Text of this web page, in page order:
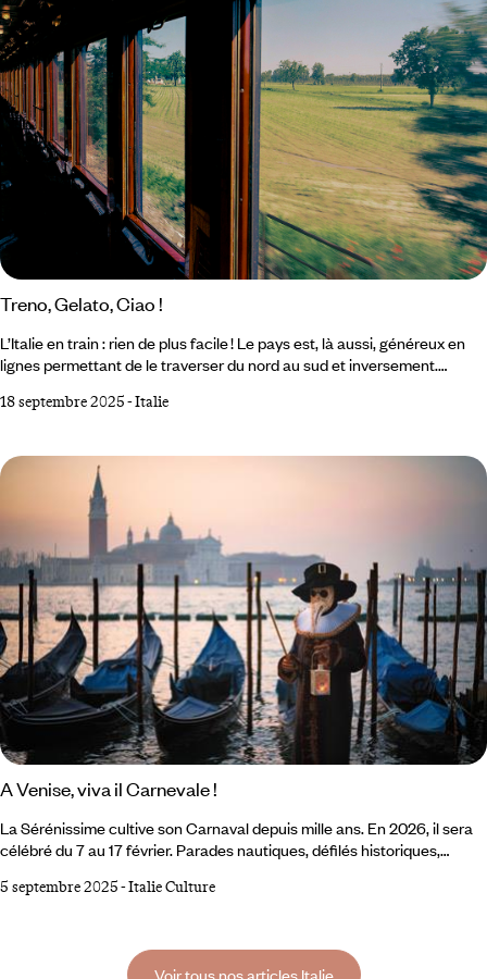
Treno, Gelato, Ciao !
L’Italie en train : rien de plus facile ! Le pays est, là aussi, généreux en
lignes permettant de le traverser du nord au sud et inversement.
de recommencer. L’épopée glamour de l’Orient-Express a marqué les
voyager in treno en Italie. Et l’âme voyageuse peut aisément voir en ces
trains modernes qui sillonnent le pays autant de tapis volants et
machines à remonter le temps filant vers l’aventure.
18 septembre 2025-Italie
A Venise, viva il Carnevale !
La Sérénissime cultive son Carnaval depuis mille ans. En 2026, il sera
célébré du 7 au 17 février. Parades nautiques, défilés historiques,
costumes féeriques… Promis, la fête sera, comme d’habitude,
retenue, à laisser vagabonder son imagination au fil des rayonnages
5 septembre 2025-Italie Culture
Voir tous nos articles Italie